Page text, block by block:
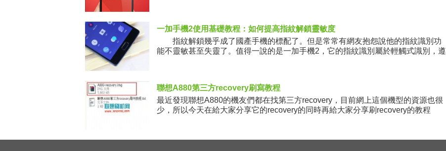
一加手機2使用基礎教程：如何提高指紋解鎖靈敏度
指紋解鎖幾乎成了國產手機的標配了。但是常常有網友抱怨說他的指紋識別功
能不靈敏甚至失靈了。值得一說的是一加手機2，它的指紋識別屬於輕觸式識別，遵
聯想A880第三方recovery刷寫教程
最近發現聯想A880的機友們都在找第三方recovery，目前網上這個機型的資源也很
少，所以今天在給大家分享它的recovery的同時再給大家分享刷recovery的教程